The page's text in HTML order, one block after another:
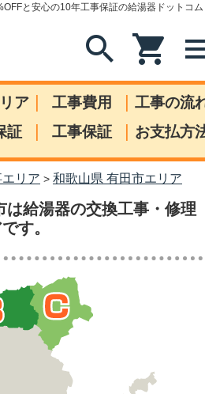
と安心の10年工事保証の給湯器ドットコム
search shopping_cart
ア | 工事費用 | 工事の流
証 | 工事保証 | お支払方
リア > 和歌山県 有田市エリア
給湯器の交換工事・修理
す。